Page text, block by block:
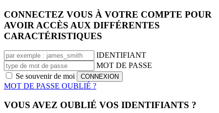
CONNECTEZ VOUS À VOTRE COMPTE POUR
AVOIR ACCÈS AUX DIFFÉRENTES
CARACTÉRISTIQUES
IDENTIFIANT
MOT DE PASSE
Se souvenir de moi
MOT DE PASSE OUBLIÉ ?
VOUS AVEZ OUBLIÉ VOS IDENTIFIANTS ?